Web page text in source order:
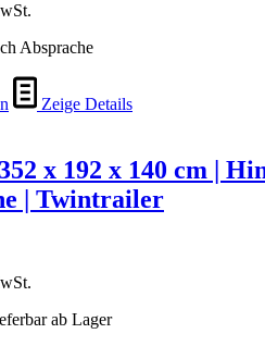
Absprache
Zeige Details
x 192 x 140 cm |
| Twintrailer
ab Lager